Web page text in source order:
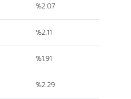
%2.07
%2.11
%1.91
%2.29